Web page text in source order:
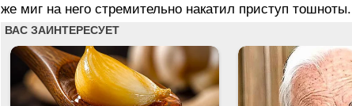
же миг на него стремительно накатил приступ тошноты.